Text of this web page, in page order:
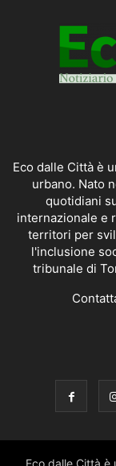
Eco dalle Città è
urbano. Nato
quotidiani
internazionale e
territori per
l'inclusione
tribunale di
Eco dalle Città